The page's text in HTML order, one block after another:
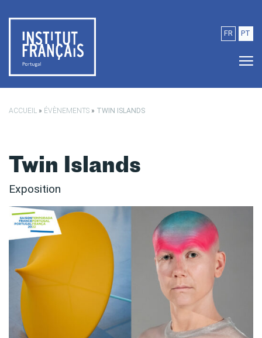
FR PT
ACCUEIL » ÉVÈNEMENTS » TWIN ISLANDS
Twin Islands
Exposition